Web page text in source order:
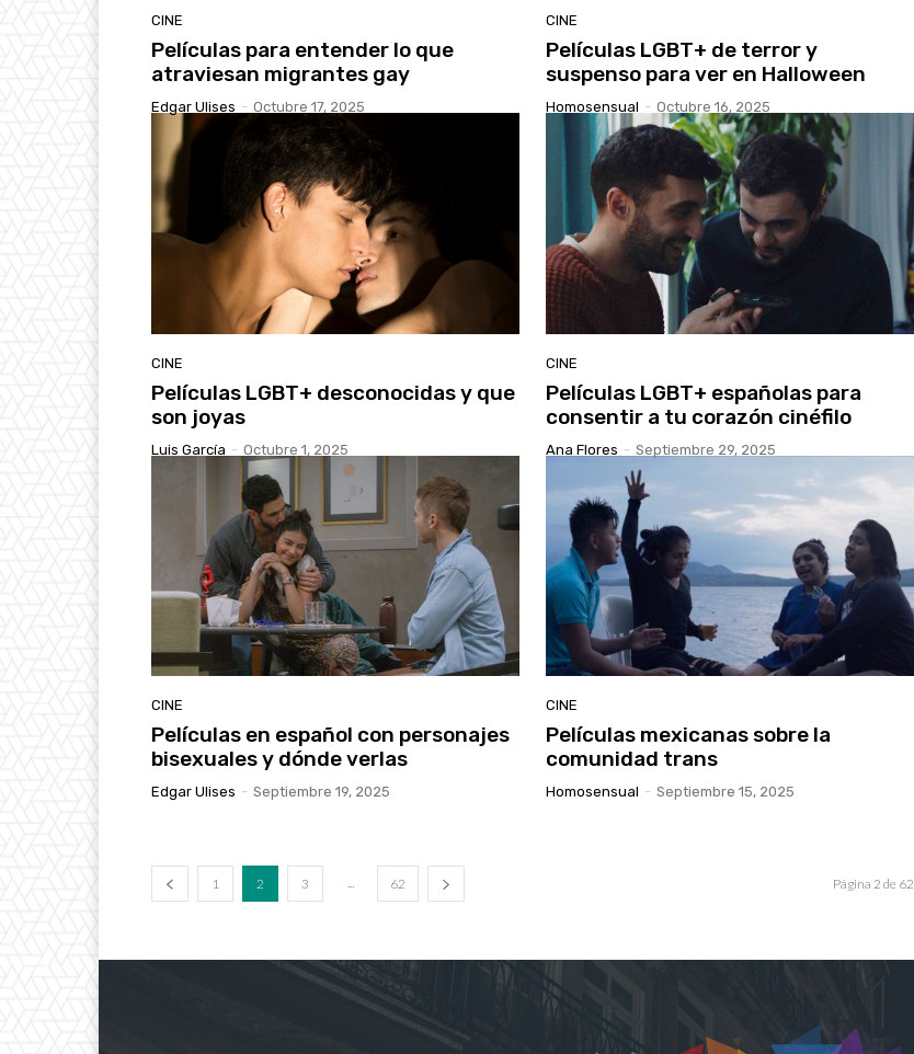
CINE
Películas para entender lo que
atraviesan migrantes gay
Edgar Ulises - Octubre 17, 2025
CINE
Películas LGBT+ de terror y
suspenso para ver en Halloween
Homosensual - Octubre 16, 2025
CINE
Películas LGBT+ desconocidas y que
son joyas
Luis García - Octubre 1, 2025
CINE
Películas LGBT+ españolas para
consentir a tu corazón cinéfilo
Ana Flores - Septiembre 29, 2025
CINE
Películas en español con personajes
bisexuales y dónde verlas
Edgar Ulises - Septiembre 19, 2025
CINE
Películas mexicanas sobre la
comunidad trans
Homosensual - Septiembre 15, 2025
1 2 3 ... 62 Página 2 de 62